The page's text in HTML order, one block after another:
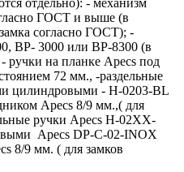
отдельно): - механизм
ГОСТ и выше (в
согласно ГОСТ); -
BP- 3000 или BP-8300 (в
ручки на планке Apecs под
72 мм., -раздельные
цилиндровыми - H-0203-BL
Apecs 8/9 мм.,( для
ручки Apecs H-02XX-
Apecs DP-C-02-INOX
8/9 мм. ( для замков